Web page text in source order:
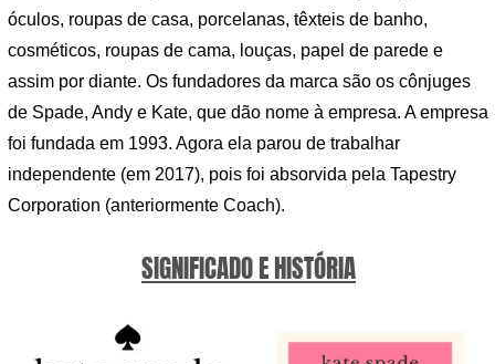
óculos, roupas de casa, porcelanas, têxteis de banho,
cosméticos, roupas de cama, louças, papel de parede e
assim por diante. Os fundadores da marca são os cônjuges
de Spade, Andy e Kate, que dão nome à empresa. A empresa
foi fundada em 1993. Agora ela parou de trabalhar
independente (em 2017), pois foi absorvida pela Tapestry
Corporation (anteriormente Coach).
SIGNIFICADO E HISTÓRIA